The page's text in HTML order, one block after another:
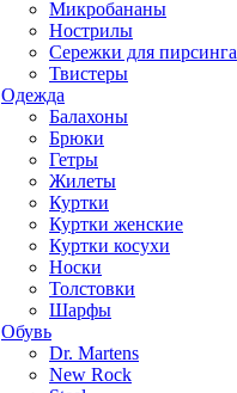
Микробананы
Нострилы
Сережки для пирсинга
Твистеры
Одежда
Балахоны
Брюки
Гетры
Жилеты
Куртки
Куртки женские
Куртки косухи
Носки
Толстовки
Шарфы
Обувь
Dr. Martens
New Rock